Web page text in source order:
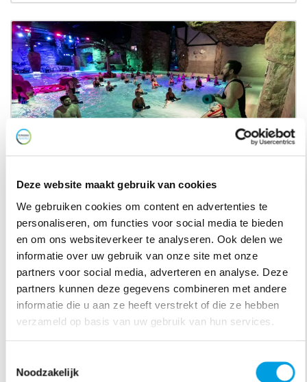
Deze website maakt gebruik van cookies
We gebruiken cookies om content en advertenties te
personaliseren, om functies voor social media te bieden
en om ons websiteverkeer te analyseren. Ook delen we
informatie over uw gebruik van onze site met onze
partners voor social media, adverteren en analyse. Deze
partners kunnen deze gegevens combineren met andere
informatie die u aan ze heeft verstrekt of die ze hebben
verzameld op basis van uw gebruik van hun services.
Noodzakelijk
25 Badenkaart aquasport
€ 207,50
Bestel nu 25 Badenkaart aquasport